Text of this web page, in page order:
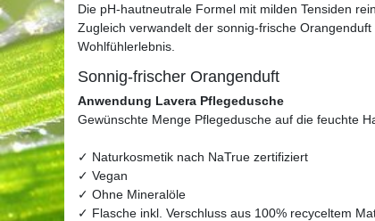
Die pH-hautneutrale Formel mit milden Tensiden
Zugleich verwandelt der sonnig-frische
Wohlfühlerlebnis.
Sonnig-frischer Orangenduft
Anwendung Lavera Pflegedusche
Gewünschte Menge Pflegedusche auf die feuchte
✓ Naturkosmetik nach NaTrue zertifiziert
✓ Vegan
✓ Ohne Mineralöle
✓ Flasche inkl. Verschluss aus 100% recyceltem